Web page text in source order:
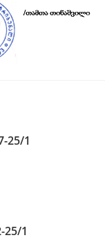
25/1
1